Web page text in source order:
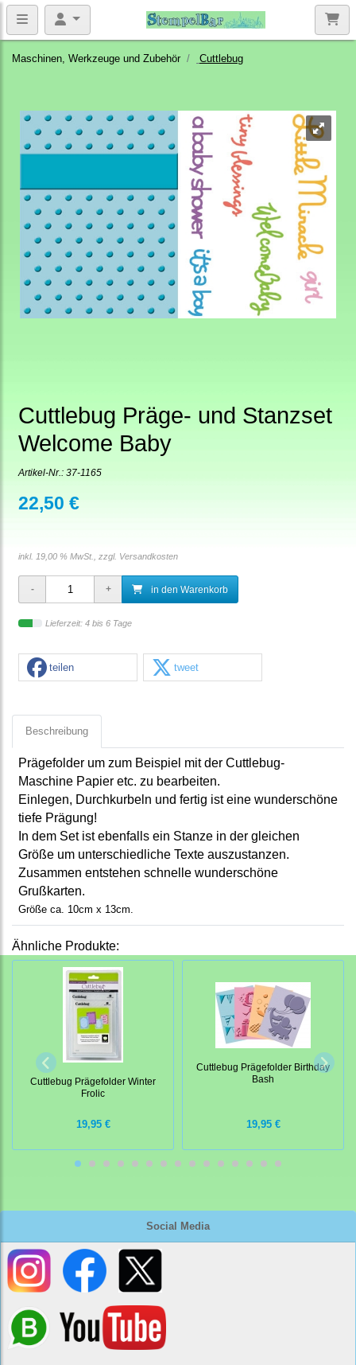
Social Media
Maschinen, Werkzeuge und Zubehör Cuttlebug
Cuttlebug Präge- und Stanzset
Welcome Baby
Artikel-Nr.: 37-1165
22,50 €
inkl. 19,00 % MwSt., zzgl. Versandkosten
in den Warenkorb
Lieferzeit: 4 bis 6 Tage
teilen tweet
Beschreibung
Prägefolder um zum Beispiel mit der Cuttlebug-
Maschine Papier etc. zu bearbeiten.
Einlegen, Durchkurbeln und fertig ist eine wunderschöne
tiefe Prägung!
In dem Set ist ebenfalls ein Stanze in der gleichen
Größe um unterschiedliche Texte auszustanzen.
Zusammen entstehen schnelle wunderschöne
Grußkarten.
Größe ca. 10cm x 13cm.
Ähnliche Produkte:
Cuttlebug Prägefolder Winter
Frolic
19,95 €
Cuttlebug Prägefolder Birthday
Bash
19,95 €